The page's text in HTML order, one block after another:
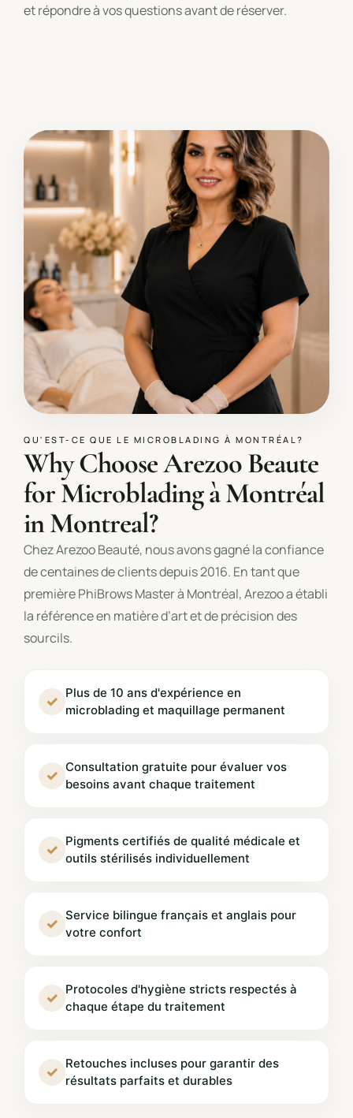
et répondre à vos questions avant de réserver.
QU'EST-CE QUE LE MICROBLADING À MONTRÉAL?
Why Choose Arezoo Beaute
for Microblading à Montréal
in Montreal?
Chez Arezoo Beauté, nous avons gagné la confiance
de centaines de clients depuis 2016. En tant que
première PhiBrows Master à Montréal, Arezoo a établi
la référence en matière d’art et de précision des
sourcils.
✓
Plus de 10 ans d'expérience en
microblading et maquillage permanent
✓
Consultation gratuite pour évaluer vos
besoins avant chaque traitement
✓
Pigments certifiés de qualité médicale et
outils stérilisés individuellement
✓
Service bilingue français et anglais pour
votre confort
✓
Protocoles d'hygiène stricts respectés à
chaque étape du traitement
✓
Retouches incluses pour garantir des
résultats parfaits et durables